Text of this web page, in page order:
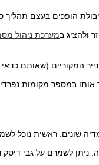
הופכים בעצם
ולהציג במערכת ניהול
המקוריים (שאותם
במספר מקומות
שונים. ראשית נוכל